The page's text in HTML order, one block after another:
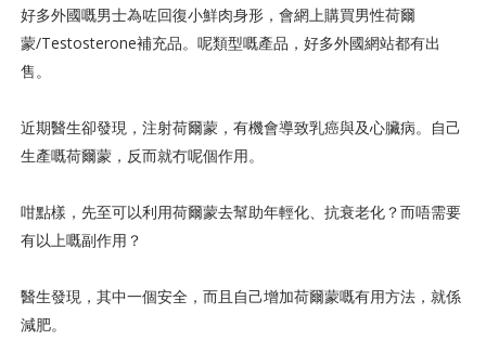
好多外國嘅男士為咗回復小鮮肉身形，會網上購買男性荷爾
蒙/Testosterone補充品。呢類型嘅產品，好多外國網站都有出
售。
近期醫生卻發現，注射荷爾蒙，有機會導致乳癌與及心臟病。自己
生產嘅荷爾蒙，反而就冇呢個作用。
咁點樣，先至可以利用荷爾蒙去幫助年輕化、抗衰老化？而唔需要
有以上嘅副作用？
醫生發現，其中一個安全，而且自己增加荷爾蒙嘅有用方法，就係
減肥。